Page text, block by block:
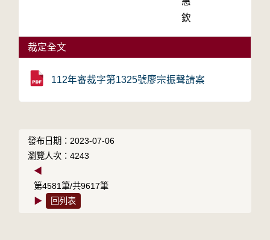
欽
裁定全文
112年審裁字第1325號廖宗振聲請案
發布日期：2023-07-06
瀏覽人次：4243
◀
第4581筆/共9617筆
▶
回列表